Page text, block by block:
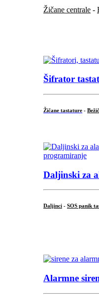
Žičane centrale -
Šifrator
Žičane tastature -
Daljinski za
Daljinci - SOS panik
Alarmne